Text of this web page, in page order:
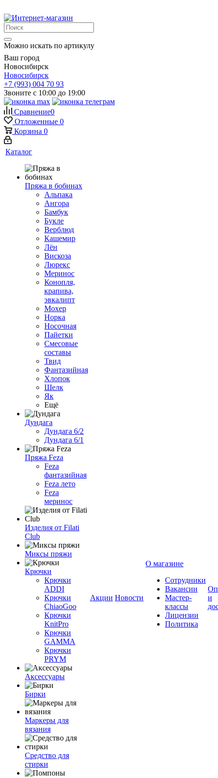
Можно искать по артикулу
Ваш город
Новосибирск
Новосибирск
+7 (993) 004 70 93
Звоните с 10:00 до 19:00
Сравнение0
Отложенные 0
Корзина 0
Каталог
Пряжа в бобинах
Альпака
Ангора
Бамбук
Букле
Верблюд
Кашемир
Лён
Вискоза
Люрекс
Меринос
Конопля,
крапива,
эвкалипт
Мохер
Норка
Носочная
Пайетки
Смесовые
составы
Твид
Фантазийная
Хлопок
Шелк
Як
Ещё
Дундага
Дундага 6/2
Дундага 6/1
Пряжа Feza
Feza
фантазийная
Feza лето
Feza
меринос
Изделия от Filati
Club
Миксы пряжи
Крючки
Крючки
ADDI
Крючки
ChiaoGoo
Крючки
KnitPro
Крючки
GAMMA
Крючки
PRYM
Аксессуары
Бирки
Маркеры для
вязания
Средство для
стирки
Акции Новости
О магазине
Сотрудники
Вакансии
Мастер-
классы
Лицензии
Политика
и